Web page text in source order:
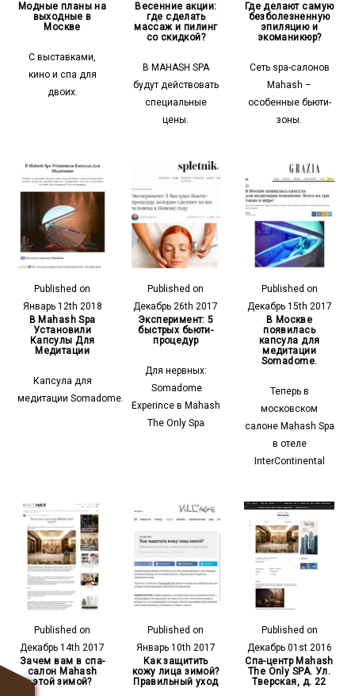
Модные планы на
выходные в
Москве
С выставками,
кино и спа для
двоих.
Весенние акции:
где сделать
массаж и пилинг
со скидкой?
В MAHASH SPA
будут действовать
специальные
цены.
Где делают самую
безболезненную
эпиляцию и
экоманикюр?
Сеть spa-салонов
Mahash –
особенные бьюти-
зоны.
Published on
Январь 12th 2018
В Mahash Spa
Установили
Капсулы Для
Медитации
Капсула для
медитации Somadome.
Published on
Декабрь 26th 2017
Эксперимент: 5
быстрых бьюти-
процедур
Для нервных:
Somadome
Experince в Mahash
The Only Spa
Published on
Декабрь 15th 2017
В Москве
появилась
капсула для
медитации
Somadome.
Теперь в
московском
салоне Mahash Spa
в отеле
InterContinental
Published on
Декабрь 14th 2017
Зачем вам в спа-
салон Mahash
этой зимой?
Published on
Январь 10th 2017
Как защитить
кожу лица зимой?
Правильный уход
Published on
Декабрь 01st 2016
Спа-центр Mahash
The Only SPA. Ул.
Тверская, д. 22